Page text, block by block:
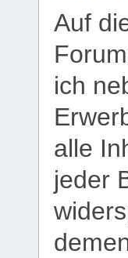
Auf
ich
alle
jeder